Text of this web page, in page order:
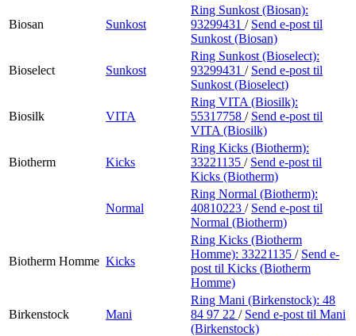
Biosan Sunkost
Ring Sunkost (Biosan):
93299431 / Send e-post til
Sunkost (Biosan)
Bioselect Sunkost
Ring Sunkost (Bioselect):
93299431 / Send e-post til
Sunkost (Bioselect)
Biosilk VITA
Ring VITA (Biosilk):
55317758 / Send e-post til
VITA (Biosilk)
Biotherm Kicks
Ring Kicks (Biotherm):
33221135 / Send e-post til
Kicks (Biotherm)
Normal
Ring Normal (Biotherm):
40810223 / Send e-post til
Normal (Biotherm)
Biotherm Homme Kicks
Ring Kicks (Biotherm
Homme): 33221135 / Send e-
post til Kicks (Biotherm
Homme)
Birkenstock Mani
Ring Mani (Birkenstock): 48
84 97 22 / Send e-post til Mani
(Birkenstock)